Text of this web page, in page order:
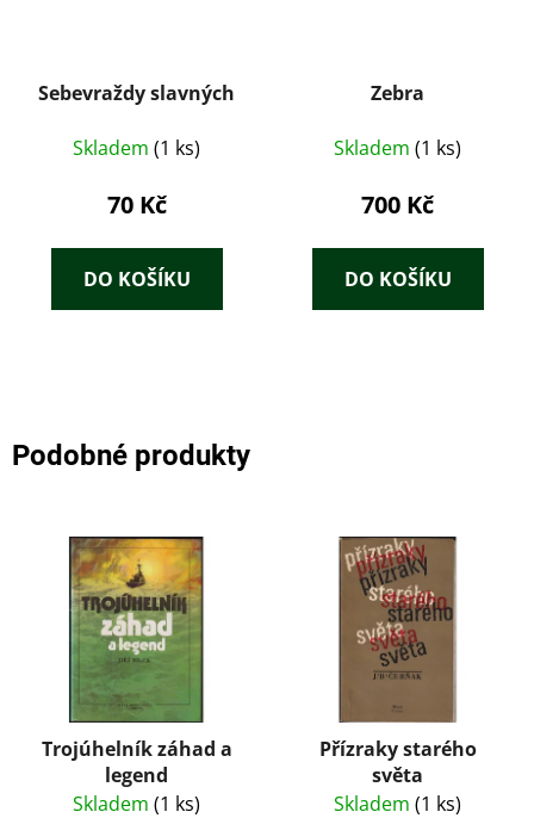
Sebevraždy slavných
Skladem (1 ks)
70 Kč
DO KOŠÍKU
Zebra
Skladem (1 ks)
700 Kč
DO KOŠÍKU
Podobné produkty
Trojúhelník záhad a
legend
Skladem (1 ks)
Přízraky starého
světa
Skladem (1 ks)